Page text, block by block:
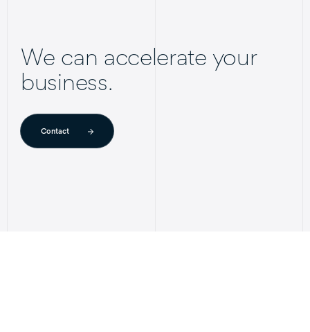
We can accelerate your
business.
Contact